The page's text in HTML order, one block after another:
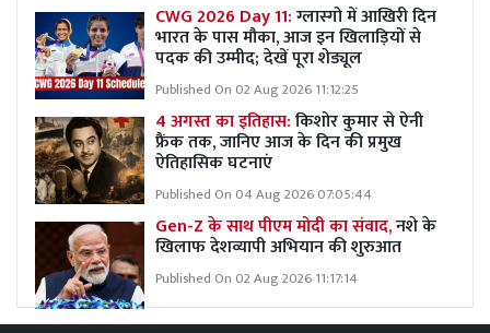
CWG 2026 Day 11:ग्लास्गो में आखिरी दिन
भारत के पास मौका, आज इन खिलाड़ियों से
पदक की उम्मीद; देखें पूरा शेड्यूल
Published On 02 Aug 2026 11:12:25
4 अगस्त का इतिहास:किशोर कुमार से ऐनी
फ्रैंक तक, जानिए आज के दिन की प्रमुख
ऐतिहासिक घटनाएं
Published On 04 Aug 2026 07:05:44
Gen-Z के साथ पीएम मोदी का संवाद,नशे के
खिलाफ देशव्यापी अभियान की शुरुआत
Published On 02 Aug 2026 11:17:14